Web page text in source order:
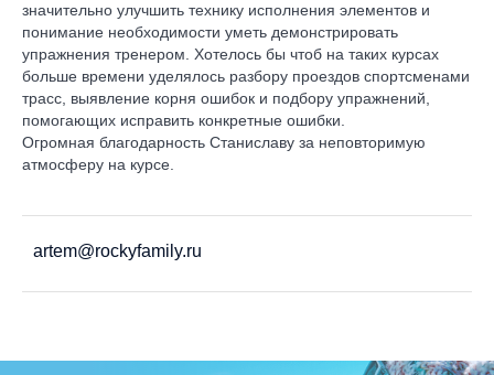
значительно улучшить технику исполнения элементов и
понимание необходимости уметь демонстрировать
упражнения тренером. Хотелось бы чтоб на таких курсах
больше времени уделялось разбору проездов спортсменами
трасс, выявление корня ошибок и подбору упражнений,
помогающих исправить конкретные ошибки.
Огромная благодарность Станиславу за неповторимую
атмосферу на курсе.
artem@rockyfamily.ru